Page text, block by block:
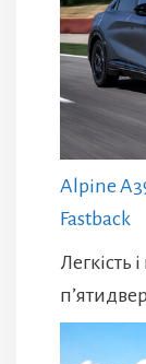
Alpine
Fastback
Легкість